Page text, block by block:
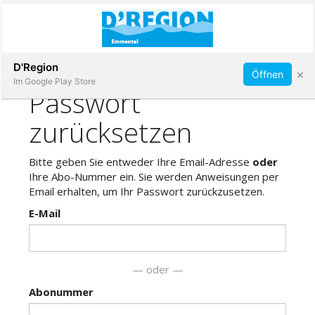
Immobilien
Veranstaltungen
Stellen
Abonnieren
D'Region
Im Google Play Store
Öffnen ×